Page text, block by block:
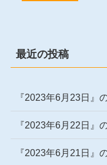
最近の投稿
『2023年6月23日』
『2023年6月22日』
『2023年6月21日』